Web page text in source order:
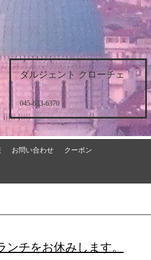
ダルジェント クローチェ
045-633-6370
お問い合わせ クーポン
チをお休みします。